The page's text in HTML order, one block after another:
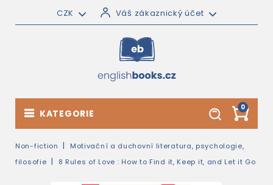
CZK Váš zákaznický účet
0
KATEGORIE
Non-fiction
Motivační a duchovní literatura, psychologie,
filosofie
8 Rules of Love : How to Find it, Keep it, and Let it Go